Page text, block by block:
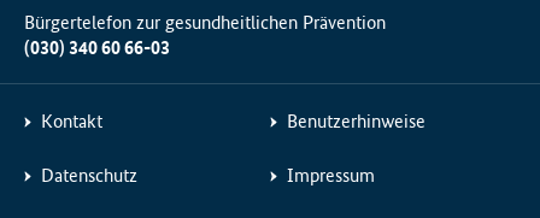
Bürgertelefon zur gesundheitlichen Prävention
(030) 340 60 66-03
Kontakt Benutzerhinweise
Datenschutz Impressum